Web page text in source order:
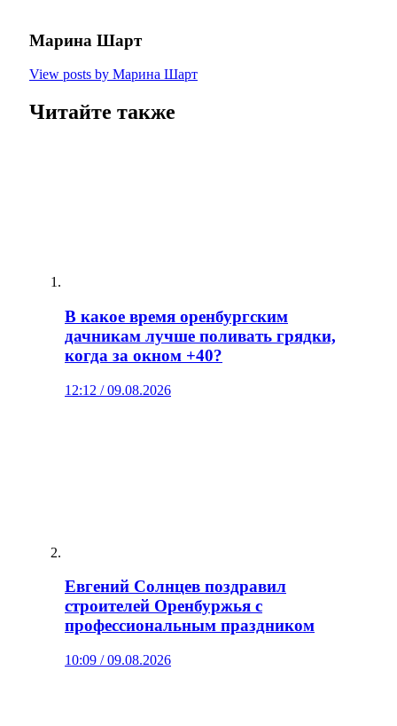
Марина Шарт
View posts by Марина Шарт
Читайте также
В какое время оренбургским
дачникам лучше поливать грядки,
когда за окном +40?
12:12 / 09.08.2026
Евгений Солнцев поздравил
строителей Оренбуржья с
профессиональным праздником
10:09 / 09.08.2026